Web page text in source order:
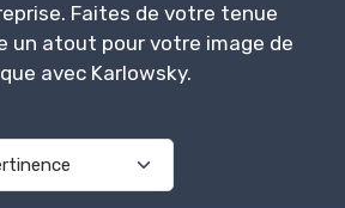
Faites de votre tenue
un atout pour votre image de
avec Karlowsky.